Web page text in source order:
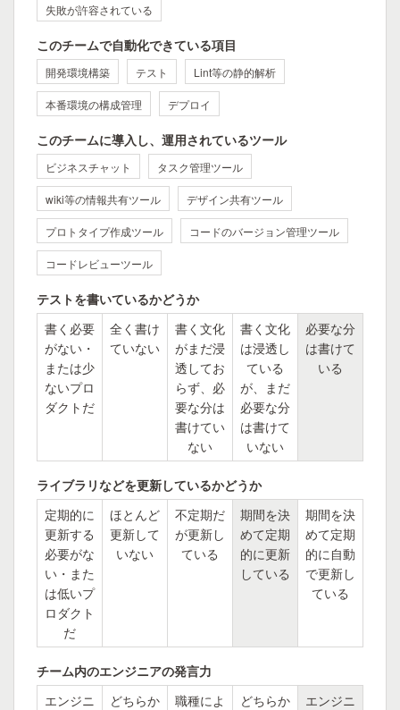
失敗が許容されている
このチームで自動化できている項目
開発環境構築 テスト Lint等の静的解析
本番環境の構成管理 デプロイ
このチームに導入し、運用されているツール
ビジネスチャット タスク管理ツール
wiki等の情報共有ツール デザイン共有ツール
プロトタイプ作成ツール コードのバージョン管理ツール
コードレビューツール
テストを書いているかどうか
書く必要
がない・
または少
ないプロ
ダクトだ
全く書け
ていない
書く文化
がまだ浸
透してお
らず、必
要な分は
書けてい
ない
書く文化
は浸透し
ている
が、まだ
必要な分
は書けて
いない
必要な分
は書けて
いる
ライブラリなどを更新しているかどうか
定期的に
更新する
必要がな
い・また
は低いプ
ロダクト
だ
ほとんど
更新して
いない
不定期だ
が更新し
ている
期間を決
めて定期
的に更新
している
期間を決
めて定期
的に自動
で更新し
ている
チーム内のエンジニアの発言力
エンジニ
どちらか
職種によ
どちらか
エンジニ